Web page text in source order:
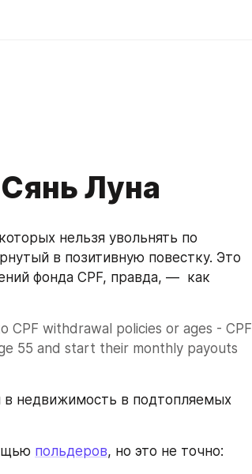
Луна
нельзя увольнять по
в позитивную повестку. Это
фонда CPF, правда, —  как
CPF withdrawal policies or ages - CPF
55 and start their monthly payouts
недвижимость в подтопляемых
польдеров, но это не точно: